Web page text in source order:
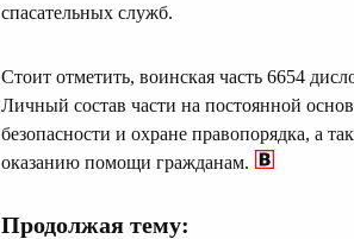
спасательных служб.
Стоит отметить, воинская часть 6654
Личный состав части на постоянной
безопасности и охране правопорядка, а
оказанию помощи гражданам.
Продолжая тему: